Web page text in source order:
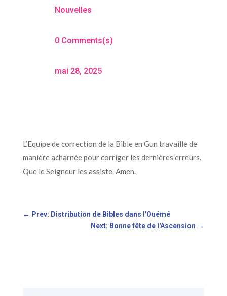
Nouvelles
0 Comments(s)
mai 28, 2025
L’Equipe de correction de la Bible en Gun travaille de
manière acharnée pour corriger les dernières erreurs.
Que le Seigneur les assiste. Amen.
← Prev: Distribution de Bibles dans l'Ouémé
Next: Bonne fête de l'Ascension →